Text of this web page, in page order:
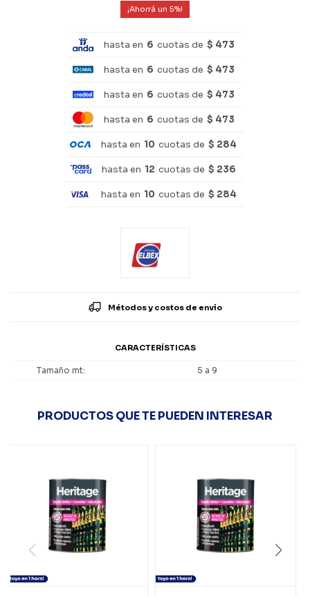
5
hasta en 6 cuotas de $ 473
hasta en 6 cuotas de $ 473
hasta en 6 cuotas de $ 473
hasta en 6 cuotas de $ 473
hasta en 10 cuotas de $ 284
hasta en 12 cuotas de $ 236
hasta en 10 cuotas de $ 284
Métodos y costos de envío
CARACTERÍSTICAS
Tamaño mt 5 a 9
PRODUCTOS QUE TE PUEDEN INTERESAR